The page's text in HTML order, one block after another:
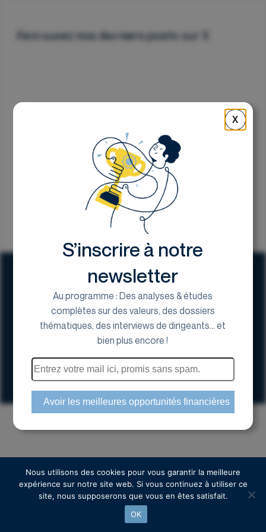
17 Avenue George V, 75008 Paris
Espace actionnaire
Copyright © 2024 Euroland Corporate
Retrouvez nos derniers posts sur X
X
S’inscrire à notre
newsletter
Au programme : Des analyses & études
complètes sur des valeurs, des dossiers
thématiques, des interviews de dirigeants... et
bien plus encore !
Nous utilisons des cookies pour vous garantir la meilleure
expérience sur notre site web. Si vous continuez à utiliser ce
site, nous supposerons que vous en êtes satisfait.
OK